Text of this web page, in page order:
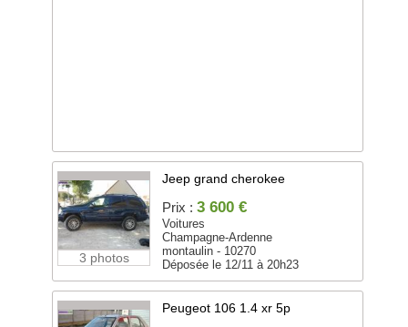
3 photos
Jeep grand cherokee
Prix : 3 600 €
Voitures
Champagne-Ardenne
montaulin - 10270
Déposée le 12/11 à 20h23
Peugeot 106 1.4 xr 5p